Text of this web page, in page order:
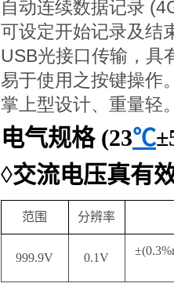
自动连续数据记录
可设定开始记录及结
USB光接口传输，具
易于使用之按键操作
掌上型设计、重量轻
电气规格 (23℃±
◊交流电压真有
范围 分辨率
999.9V 0.1V
±